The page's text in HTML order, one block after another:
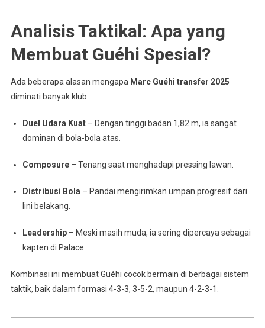
Analisis Taktikal: Apa yang
Membuat Guéhi Spesial?
Ada beberapa alasan mengapa Marc Guéhi transfer 2025
diminati banyak klub:
Duel Udara Kuat– Dengan tinggi badan 1,82 m, ia sangat
dominan di bola-bola atas.
Composure– Tenang saat menghadapi pressing lawan.
Distribusi Bola – Pandai mengirimkan umpan progresif dari
lini belakang.
Leadership– Meski masih muda, ia sering dipercaya sebagai
kapten di Palace.
Kombinasi ini membuat Guéhi cocok bermain di berbagai sistem
taktik, baik dalam formasi 4-3-3, 3-5-2, maupun 4-2-3-1.